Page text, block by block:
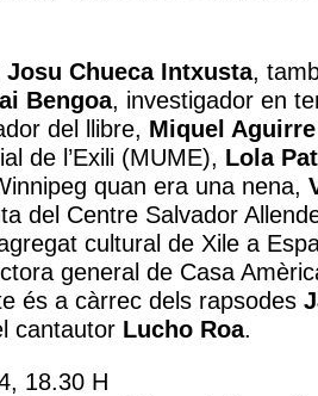
Josu Chueca Intxusta,
Bengoa, investigador en
del llibre, Miquel
de l’Exili (MUME), Lola
quan era una nena,
del Centre Salvador
cultural de Xile a
general de Casa
és a càrrec dels rapsodes
cantautor Lucho Roa.
18.30 H